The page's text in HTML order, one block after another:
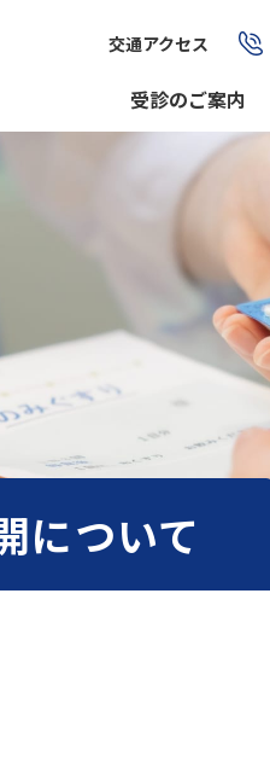
交通アクセス
受診のご案内
について